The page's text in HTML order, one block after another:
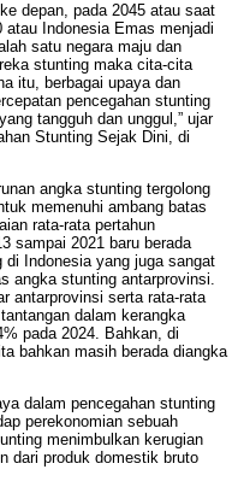
depan, pada 2045 atau saat
atau Indonesia Emas menjadi
satu negara maju dan
stunting maka cita-cita
itu, berbagai upaya dan
pencegahan stunting
tangguh dan unggul,” ujar
Stunting Sejak Dini, di
angka stunting tergolong
memenuhi ambang batas
rata-rata pertahun
sampai 2021 baru berada
Indonesia yang juga sangat
angka stunting antarprovinsi.
antarprovinsi serta rata-rata
dalam kerangka
pada 2024. Bahkan, di
bahkan masih berada diangka
dalam pencegahan stunting
perekonomian sebuah
menimbulkan kerugian
dari produk domestik bruto